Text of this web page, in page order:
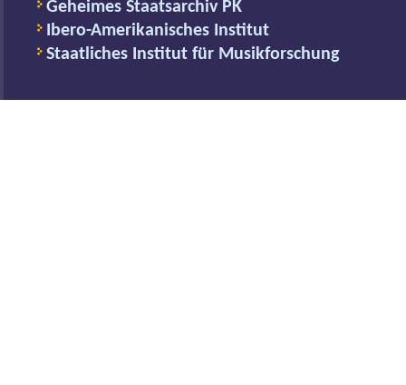
Geheimes Staatsarchiv PK
Ibero-Amerikanisches Institut
Staatliches Institut für Musikforschung